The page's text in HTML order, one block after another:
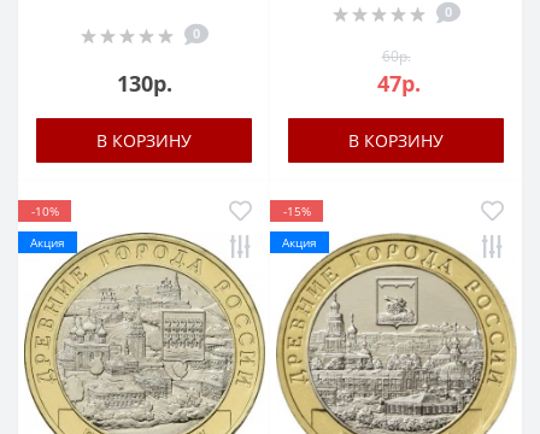
0
130р.
В КОРЗИНУ
0
60р.
47р.
В КОРЗИНУ
-10%
Акция
-15%
Акция